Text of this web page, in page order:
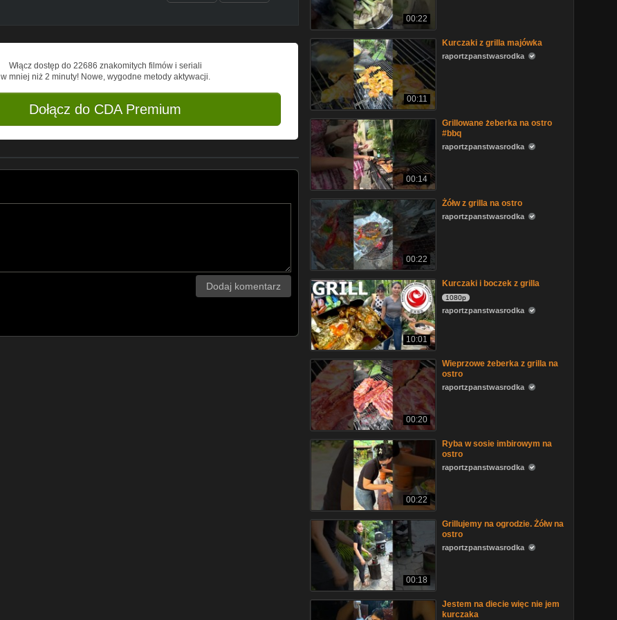
Włącz dostęp do 22686 znakomitych filmów i seriali
w mniej niż 2 minuty! Nowe, wygodne metody aktywacji.
Dołącz do CDA Premium
Dodaj komentarz
00:22
00:11
Kurczaki z grilla majówka
raportzpanstwasrodka
00:14
Grillowane żeberka na ostro
#bbq
raportzpanstwasrodka
00:22
Żółw z grilla na ostro
raportzpanstwasrodka
10:01
Kurczaki i boczek z grilla
1080p
raportzpanstwasrodka
00:20
Wieprzowe żeberka z grilla na
ostro
raportzpanstwasrodka
00:22
Ryba w sosie imbirowym na
ostro
raportzpanstwasrodka
00:18
Grillujemy na ogrodzie. Żółw na
ostro
raportzpanstwasrodka
Jestem na diecie więc nie jem
kurczaka